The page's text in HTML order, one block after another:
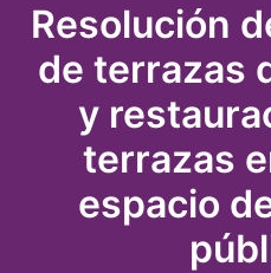
Resolución
de terrazas
y
terrazas
espacio